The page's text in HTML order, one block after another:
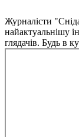
Журналісти
найактуальнішу
глядачів. Будь в